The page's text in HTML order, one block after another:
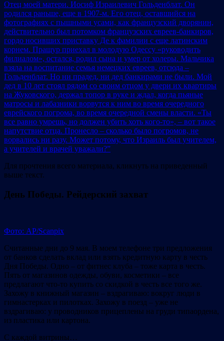
Отец моей матери. Иосиф Израилевич Гольденблат. Он
родился раньше, еще в 1907-м. Его отец, оставшийся на
фотографиях с пышными усами, как французский дворянин,
действительно был потомком французских евреев-банкиров,
гордо носивших приставку Де к фамилии с еще латинским
корнем. Пращур приехал в молодую Одессу «руководить
филиалом», остался, родил сына и умер от холеры. Мальчика
взяла на воспитание семья немецких евреев, отсюда –
Гольденблат. Но ни прадед, ни дед банкирами не были. Мой
дед в 10 лет стоял рядом со своим отцом у двери их квартиры
на Жуковского, держал топор в руке и ждал, когда пьяные
матросы и лабазники ворвутся к ним во время очередного
еврейского погрома, во время очередной смены власти. «Ты
все равно умрешь, но должен убить хоть кого-то», – вот такое
напутствие отца. Пронесло – сколько было погромов, не
ворвались ни разу. Может потому, что Израиль был учителем,
а учителей и врачей уважали?”
Для прочтения всего материала, кликнуть на приведенный
выше текст.
День Победы. Рейдерский захват
Фото: AP/Scanpix
Считанные дни до 9 мая. В моем телефоне три предложения
от банков сделать вклад или взять кредитную карту в честь
Дня Победы. Одно – от фитнес клуба – тоже карта в честь.
Пять от магазинов одежды, обуви, косметики – все
предлагают что-то купить со скидкой в честь все того же.
Захожу в книжный магазин – вздрагиваю: вокруг люди в
гимнастерках и пилотках. Захожу в поезд – уже не
вздрагиваю: у проводников прицеплены на груди типаордена,
из пластика или картона.
С каждой витрины…